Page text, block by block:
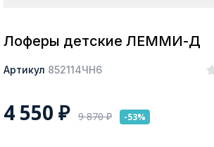
Лоферы детские ЛЕММИ-Д
Артикул 852114ЧН6
4 550 ₽ 9 870₽ -53%